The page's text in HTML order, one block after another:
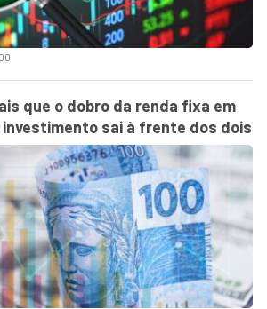
que o dobro da renda fixa em
sai à frente dos dois